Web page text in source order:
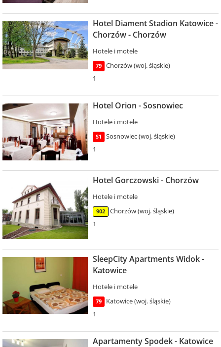
Hotel Diament Stadion Katowice -
Chorzów - Chorzów
Hotele i motele
79
Chorzów (woj. śląskie)
1
Hotel Orion - Sosnowiec
Hotele i motele
S1
Sosnowiec (woj. śląskie)
1
Hotel Gorczowski - Chorzów
Hotele i motele
902
Chorzów (woj. śląskie)
1
SleepCity Apartments Widok -
Katowice
Hotele i motele
79
Katowice (woj. śląskie)
1
Apartamenty Spodek - Katowice